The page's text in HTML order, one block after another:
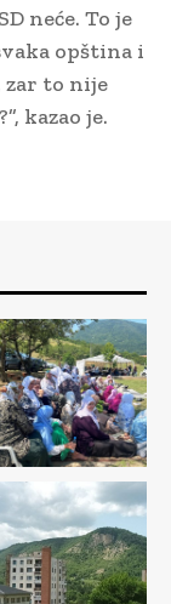
neće. To je
opština i
zar to nije
kazao je.